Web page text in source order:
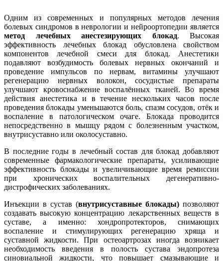
Одним из современных и популярных методов лечения
болевых синдромов в неврологии и нейроортопедии является
метод лечебных анестезирующих блокад. Высокая
эффективность лечебных блокад обусловлена свойством
компонентов лечебной смеси для блокад. Анестетики
подавляют возбудимость болевых нервных окончаний и
проведение импульсов по нервам, витамины улучшают
регенерацию нервных волокон, сосудистые препараты
улучшают кровоснабжение воспалённых тканей. Во время
действия анестетика и в течение нескольких часов после
проведения блокады уменьшаются боль, спазм сосудов, отёк и
воспаление в патологическом очаге. Блокада проводится
непосредственно в мышцу рядом с болезненным участком,
внутрисуставно или околосуставно.
В последние годы в лечебный состав для блокад добавляют
современные фармакологические препараты, усиливающие
эффективность блокады и увеличивающие время ремиссии
при хронических воспалительных дегенеративно-
дистрофических заболеваниях.
Инъекции в сустав (внутрисуставные блокады) позволяют
создавать высокую концентрацию лекарственных веществ в
суставе, а именно: хондропротекторов, снимающих
воспаление и стимулирующих регенерацию хряща и
суставной жидкости. При остеоартрозах иногда возникает
необходимость введения в полость сустава эндопротеза
синовиальной жидкости, что повышает смазывающие и